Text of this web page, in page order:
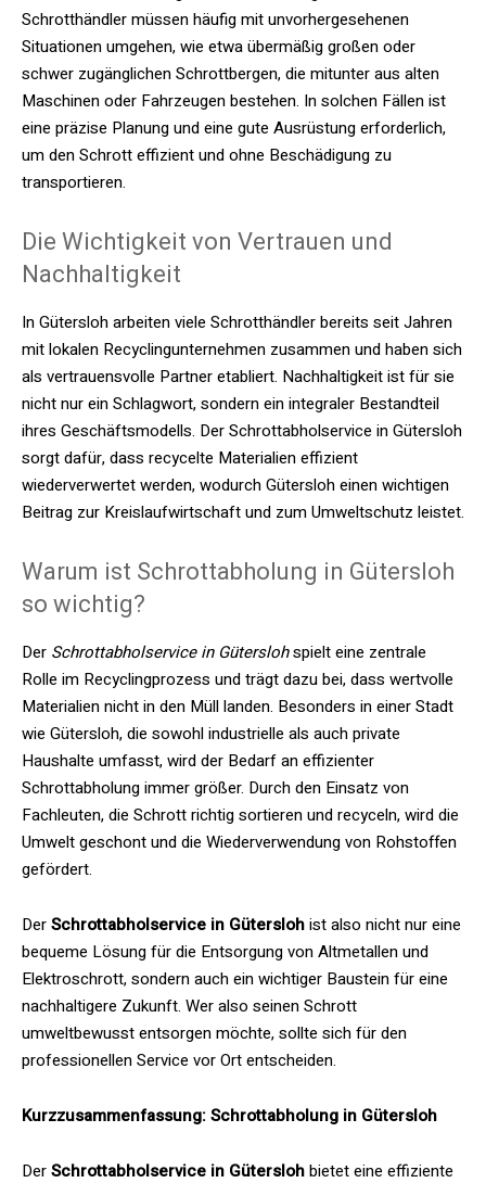
Schrotthändler müssen häufig mit unvorhergesehenen
Situationen umgehen, wie etwa übermäßig großen oder
schwer zugänglichen Schrottbergen, die mitunter aus alten
Maschinen oder Fahrzeugen bestehen. In solchen Fällen ist
eine präzise Planung und eine gute Ausrüstung erforderlich,
um den Schrott effizient und ohne Beschädigung zu
transportieren.
Die Wichtigkeit von Vertrauen und
Nachhaltigkeit
In Gütersloh arbeiten viele Schrotthändler bereits seit Jahren
mit lokalen Recyclingunternehmen zusammen und haben sich
als vertrauensvolle Partner etabliert. Nachhaltigkeit ist für sie
nicht nur ein Schlagwort, sondern ein integraler Bestandteil
ihres Geschäftsmodells. Der Schrottabholservice in Gütersloh
sorgt dafür, dass recycelte Materialien effizient
wiederverwertet werden, wodurch Gütersloh einen wichtigen
Beitrag zur Kreislaufwirtschaft und zum Umweltschutz leistet.
Warum ist Schrottabholung in Gütersloh
so wichtig?
Der Schrottabholservice in Güterslohspielt eine zentrale
Rolle im Recyclingprozess und trägt dazu bei, dass wertvolle
Materialien nicht in den Müll landen. Besonders in einer Stadt
wie Gütersloh, die sowohl industrielle als auch private
Haushalte umfasst, wird der Bedarf an effizienter
Schrottabholung immer größer. Durch den Einsatz von
Fachleuten, die Schrott richtig sortieren und recyceln, wird die
Umwelt geschont und die Wiederverwendung von Rohstoffen
gefördert.
DerSchrottabholservice in Güterslohist also nicht nur eine
bequeme Lösung für die Entsorgung von Altmetallen und
Elektroschrott, sondern auch ein wichtiger Baustein für eine
nachhaltigere Zukunft. Wer also seinen Schrott
umweltbewusst entsorgen möchte, sollte sich für den
professionellen Service vor Ort entscheiden.
Kurzzusammenfassung: Schrottabholung in Gütersloh
DerSchrottabholservice in Güterslohbietet eine effiziente